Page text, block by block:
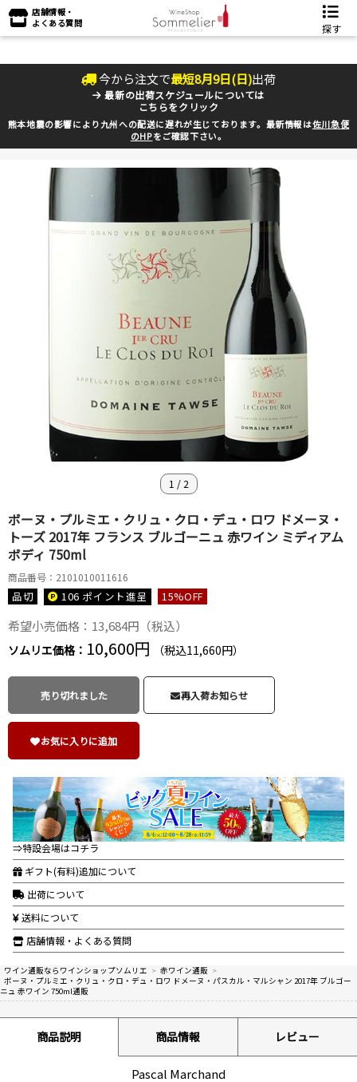
店舗情報・
よくある質問
探す
今から注文で最短8月9日(日)出荷
最新の出荷スケジュールについては
こちらをクリック
熊本地震の影響により九州への配送に遅れが生じております。最新情報は佐川急便
のHPをご確認下さい。
1 / 2
ボーヌ・プルミエ・クリュ・クロ・デュ・ロワ ドメーヌ・
トーズ 2017年 フランス ブルゴーニュ 赤ワイン ミディアム
ボディ 750ml
商品番号：2101010011616
品切 106 ポイント進呈 15%OFF
希望小売価格：13,684円（税込）
ソムリエ価格： 10,600円 （税込11,660円）
売り切れました 再入荷お知らせ
お気に入りに追加
⇒特設会場はコチラ
ギフト(有料)追加について
出荷について
送料について
店舗情報・よくある質問
ワイン通販ならワインショップソムリエ > 赤ワイン通販 >
ボーヌ・プルミエ・クリュ・クロ・デュ・ロワ ドメーヌ・パスカル・マルシャン 2017年 ブルゴー
ニュ 赤ワイン 750ml通販
商品説明 商品情報 レビュー
Pascal Marchand